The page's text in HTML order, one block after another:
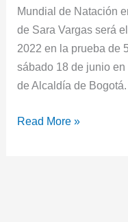
Mundial de Natación
de Sara Vargas será
2022 en la prueba de
sábado 18 de junio
de Alcaldía de Bogotá.
Read More »